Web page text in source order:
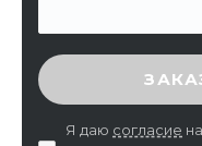
ВВЕДИТЕ
Я даю согласие